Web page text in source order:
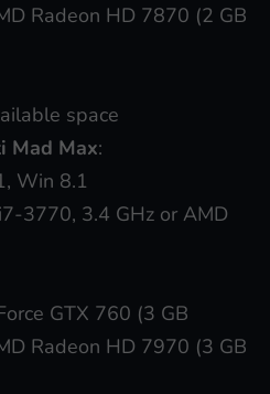
Radeon HD 7870 (2 GB
space
Mad Max:
Win 8.1
3770, 3.4 GHz or AMD
GTX 760 (3 GB
Radeon HD 7970 (3 GB